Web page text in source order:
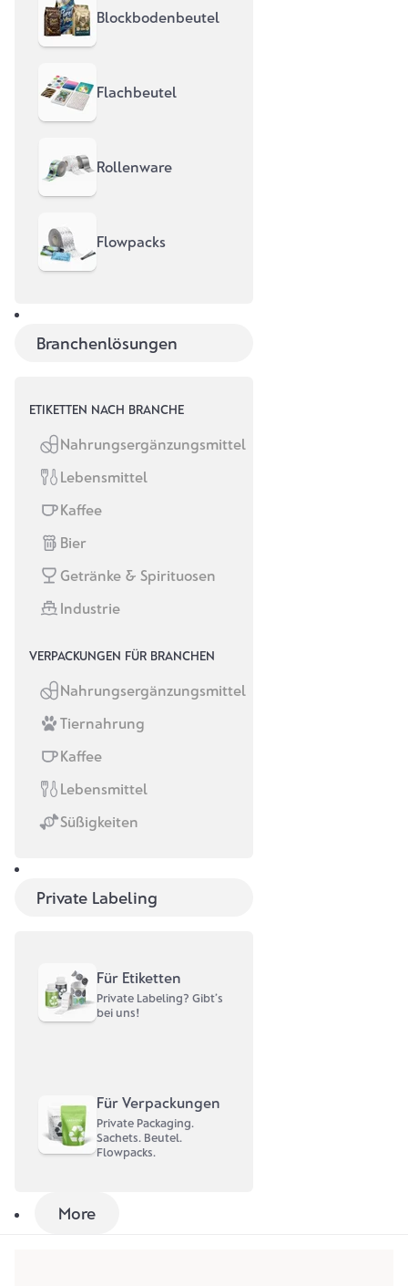
Blockbodenbeutel
Flachbeutel
Rollenware
Flowpacks
Branchenlösungen
ETIKETTEN NACH BRANCHE
Nahrungsergänzungsmittel
Lebensmittel
Kaffee
Bier
Getränke & Spirituosen
Industrie
VERPACKUNGEN FÜR BRANCHEN
Nahrungsergänzungsmittel
Tiernahrung
Kaffee
Lebensmittel
Süßigkeiten
Private Labeling
Für Etiketten
Private Labeling? Gibt’s
bei uns!
Für Verpackungen
Private Packaging.
Sachets. Beutel.
Flowpacks.
More